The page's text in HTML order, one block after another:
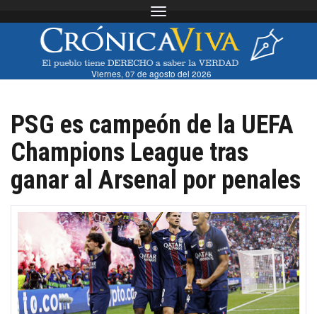
Toggle navigation
Viernes, 07 de agosto del 2026
PSG es campeón de la UEFA
Champions League tras
ganar al Arsenal por penales